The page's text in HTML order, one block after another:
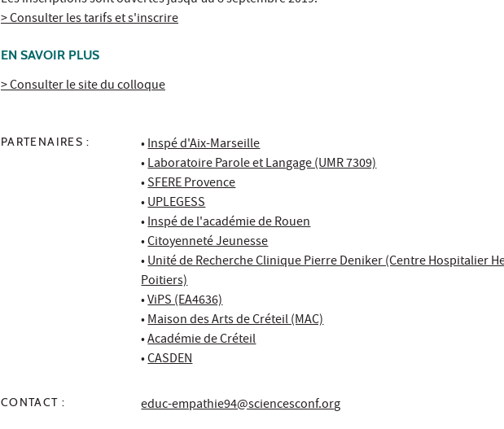
> Consulter les tarifs et s'inscrire
EN SAVOIR PLUS
> Consulter le site du colloque
PARTENAIRES : •Inspé d'Aix-Marseille
•Laboratoire Parole et Langage (UMR 7309)
•SFERE Provence
•UPLEGESS
•Inspé de l'académie de Rouen
•Citoyenneté Jeunesse
•Unité de Recherche Clinique Pierre Deniker (Centre Hospitalier
Poitiers)
•ViPS (EA4636)
•Maison des Arts de Créteil (MAC)
•Académie de Créteil
•CASDEN
CONTACT : educ-empathie94@sciencesconf.org